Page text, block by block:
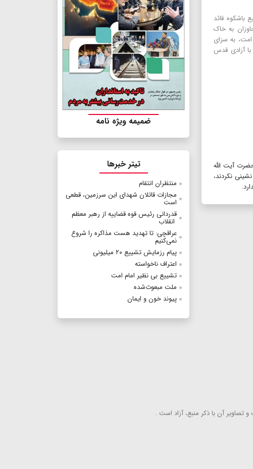
قائد
به خاک
امت، به سزای
با آزادی قدس
حکیم‌مان حضرت آیت الله
نکردند،
ضمیمه ویژه نامه
تیتر خبرها
منتظران انتقام
مجازات قاتلان شهدای این سرزمین، قطعی
است
قدردانی رئیس قوه قضاییه از رهبر معظم
انقلاب
عراقچی: تا تهدید هست مذاکره را شروع
نمی‌کنیم
پیام رزمایش تشییع ۲۰ میلیونی
اعتراف ناخواسته
تشییع بی نظیر امام امت
ملت مبعوث‌شده
پیوند خون و ایمان
تصاویر آن با ذكر منبع، آزاد است .